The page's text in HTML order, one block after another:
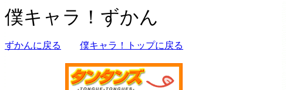
僕キャラ！ずかん
ずかんに戻る 僕キャラ！トップに戻る